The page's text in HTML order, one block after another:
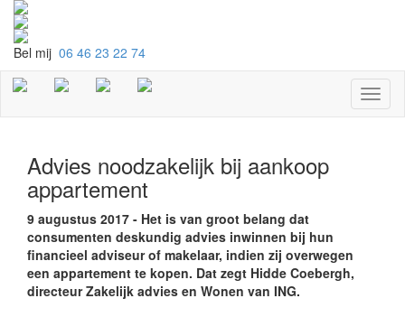
Bel mij 06 46 23 22 74
Advies noodzakelijk bij aankoop
appartement
9 augustus 2017 - Het is van groot belang dat
consumenten deskundig advies inwinnen bij hun
financieel adviseur of makelaar, indien zij overwegen
een appartement te kopen. Dat zegt Hidde Coebergh,
directeur Zakelijk advies en Wonen van ING.